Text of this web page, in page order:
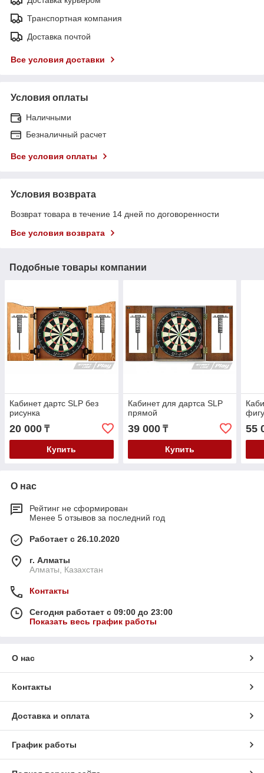
Транспортная компания
Доставка почтой
Все условия доставки
Условия оплаты
Наличными
Безналичный расчет
Все условия оплаты
Условия возврата
Возврат товара в течение 14 дней по договоренности
Все условия возврата
Подобные товары компании
Кабинет дартс SLP без
рисунка
20 000 ₸
Купить
Кабинет для дартса SLP
прямой
39 000₸
Купить
55
О нас
Рейтинг не сформирован
Менее 5 отзывов за последний год
Работает с 26.10.2020
г. Алматы
Алматы, Казахстан
Контакты
Сегодня работает с 09:00 до 23:00
Показать весь график работы
О нас
Контакты
Доставка и оплата
График работы